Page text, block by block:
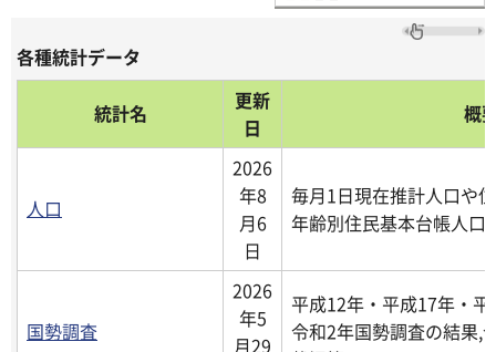
各種統計データ
統計名
更新
日
概
人口
2026
年8
月6
日
毎月1日現在推計人口や
年齢別住民基本台帳人口
国勢調査
2026
年5
月29
平成12年・平成17年・
令和2年国勢調査の結果,